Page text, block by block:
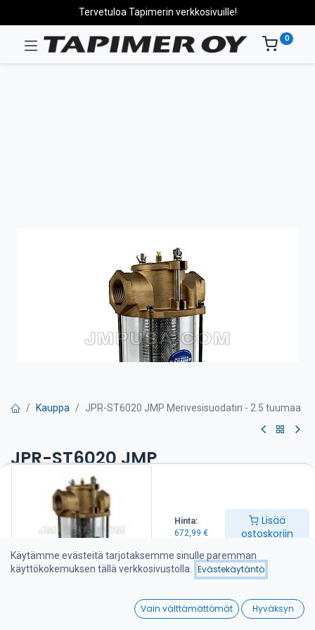
Hinta:
672,99 €
Lisää
ostoskoriin
Wishlist
Tervetuloa Tapimerin verkkosivuille!
0
Kauppa JPR-ST6020 JMP Merivesisuodatin - 2.5 tuumaa
JPR-ST6020 JMP
Merivesisuodatin - 2.5 tuumaa
Tuotteen ominaisuudet:
Kestävä pronssivalu
Kestävä ruostumaton teräs kromatulla suodatinverkolla
Helppo asentaa
Helppo huoltaa ja puhdistaa
O-renkaat parantavat tiivistystä korkean paineen sovelluksissa
Käytämme evästeitä tarjotaksemme sinulle paremman
käyttökokemuksen tällä verkkosivustolla.
Evästekäytäntö
Vain välttämättömät Hyväksyn